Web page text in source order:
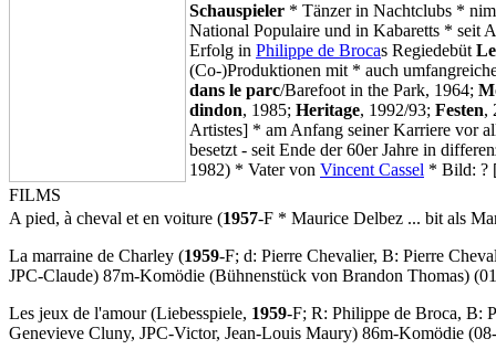
Schauspieler * Tänzer in Nachtclubs *
National Populaire und in Kabaretts * seit
Erfolg in Philippe de Brocas Regiedebüt
(Co-)Produktionen mit * auch
dans le parc/Barefoot in the Park, 1964;
dindon, 1985; Heritage, 1992/93; Festen,
Artistes] * am Anfang seiner Karriere vor
besetzt - seit Ende der 60er Jahre in
1982) * Vater von Vincent Cassel * Bild: ?
FILMS
A pied, à cheval et en voiture (1957-F * Maurice Delbez ... bit als
La marraine de Charley (1959-F; d: Pierre Chevalier, B: Pierre
JPC-Claude) 87m-Komödie (Bühnenstück von Brandon Thomas)
Les jeux de l'amour(Liebesspiele, 1959-F; R: Philippe de Broca, B:
Genevieve Cluny, JPC-Victor, Jean-Louis Maury) 86m-Komödie